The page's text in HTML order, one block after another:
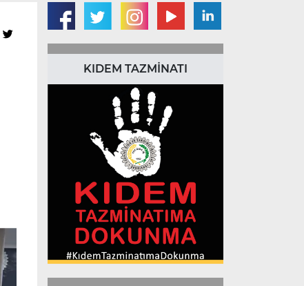
KIDEM TAZMİNATI